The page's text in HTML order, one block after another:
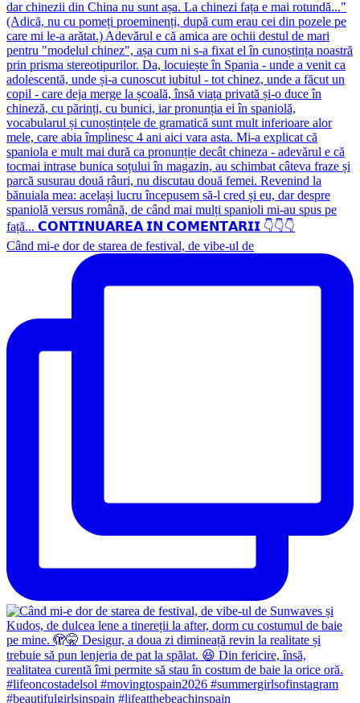
Când mi-e dor de starea de festival, de vibe-ul de